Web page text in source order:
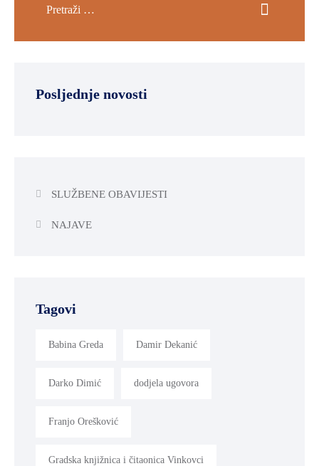
Posljednje novosti
SLUŽBENE OBAVIJESTI
NAJAVE
Tagovi
Babina Greda Damir Dekanić
Darko Dimić dodjela ugovora
Franjo Orešković
Gradska knjižnica i čitaonica Vinkovci